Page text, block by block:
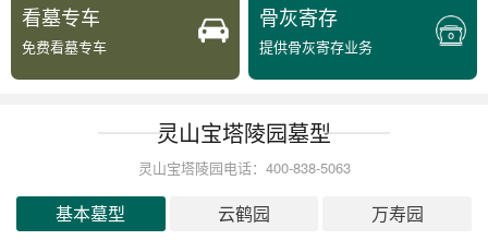
看墓专车
免费看墓专车
骨灰寄存
提供骨灰寄存业务
灵山宝塔陵园墓型
灵山宝塔陵园电话：400-838-5063
基本墓型 云鹤园 万寿园